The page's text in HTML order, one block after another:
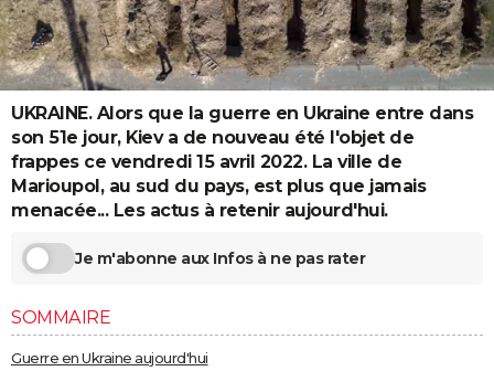
Destinations
City break
Voyage nature
Voyage de noces
Forum
Climat
+
PHOTO
GUIDES D'ACHAT
BONS PLANS
CARTE DE VOEUX
Carte de Noël
Carte Bonne année
Carte Saint-Valentin
Carte Pâques
Carte d'anniversaire
DICTIONNAIRE
Dictionnaire
Biographies
Citations
Expressions
Proverbes
PROGRAMME TV
S'inscrire
Se connecter
Lycées
Collèges
Primaires
Universités
Entreprises
Service militaire
Avis de recherche
AVIS DE DÉCÈS
UKRAINE. Alors que la guerre en Ukraine entre dans
son 51e jour, Kiev a de nouveau été l'objet de
frappes ce vendredi 15 avril 2022. La ville de
Marioupol, au sud du pays, est plus que jamais
menacée... Les actus à retenir aujourd'hui.
Je m'abonne aux Infos à ne pas rater
SOMMAIRE
Guerre en Ukraine aujourd'hui